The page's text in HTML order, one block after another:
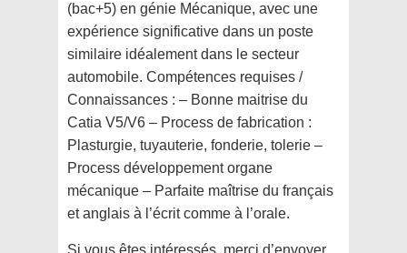
(bac+5) en génie Mécanique, avec une
expérience significative dans un poste
similaire idéalement dans le secteur
automobile. Compétences requises /
Connaissances : – Bonne maitrise du
Catia V5/V6 – Process de fabrication :
Plasturgie, tuyauterie, fonderie, tolerie –
Process développement organe
mécanique – Parfaite maîtrise du français
et anglais à l’écrit comme à l’orale.